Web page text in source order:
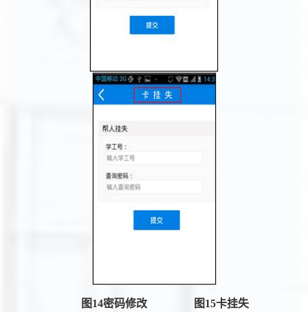
图14密码修改 图15卡挂失